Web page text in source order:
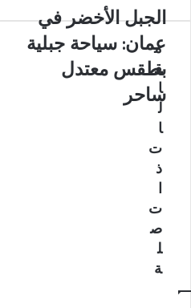
الجبل
الأخضر
في
عمان:
سياحة
جبلية
بطقس
معتدل
ساحر
الجبل الأخضر في
عمان: سياحة جبلية
بطقس معتدل
ساحر
م
ق
ا
ل
ا
ت
ذ
ا
ت
ص
ل
ة